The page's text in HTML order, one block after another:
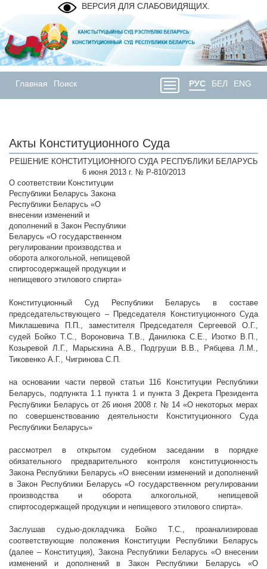
ВЕРСИЯ ДЛЯ СЛАБОВИДЯЩИХ.
Главная Поиск РУС БЕЛ ENG
Акты Конституционного Суда
РЕШЕНИЕ КОНСТИТУЦИОННОГО СУДА РЕСПУБЛИКИ БЕЛАРУСЬ
6 июня 2013 г. № Р-810/2013
О соответствии Конституции
Республики Беларусь Закона
Республики Беларусь «О
внесении изменений и
дополнений в Закон Республики
Беларусь «О государственном
регулировании производства и
оборота алкогольной, непищевой
спиртосодержащей продукции и
непищевого этилового спирта»
Конституционный Суд Республики Беларусь в составе
председательствующего – Председателя Конституционного Суда
Миклашевича П.П., заместителя Председателя Сергеевой О.Г.,
судей Бойко Т.С., Вороновича Т.В., Данилюка С.Е., Изотко В.П.,
Козыревой Л.Г., Марыскина А.В., Подгруши В.В., Рябцева Л.М.,
Тиковенко А.Г., Чигринова С.П.
на основании части первой статьи 116 Конституции Республики
Беларусь, подпункта 1.1 пункта 1 и пункта 3 Декрета Президента
Республики Беларусь от 26 июня 2008 г. № 14 «О некоторых мерах
по совершенствованию деятельности Конституционного Суда
Республики Беларусь»
рассмотрел в открытом судебном заседании в порядке
обязательного предварительного контроля конституционность
Закона Республики Беларусь«О внесении изменений и дополнений
в Закон Республики Беларусь «О государственном регулировании
производства и оборота алкогольной, непищевой
спиртосодержащей продукции и непищевого этилового спирта».
Заслушав судью-докладчика Бойко Т.С., проанализировав
соответствующие положения Конституции Республики Беларусь
(далее – Конституция), Закона Республики Беларусь «О внесении
изменений и дополнений в Закон Республики Беларусь «О